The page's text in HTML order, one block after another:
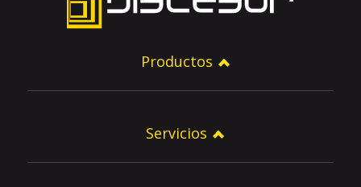
Productos
Servicios